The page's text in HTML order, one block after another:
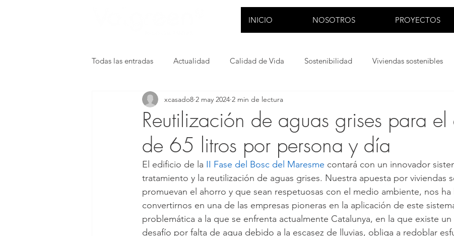
INICIO NOSOTROS PROYECTOS
Todas las entradas Actualidad Calidad de Vida Sostenibilidad Viviendas sostenibles
Movilidad eleéctrica Vehículos eléctricos
Ecoviviendas deporte
Reutilización de aguas grises para el
de 65 litros por persona y día
xcasado8 2 may 2024 2 min de lectura
El edificio de la II Fase del Bosc del Maresme contará con un innovador
tratamiento y la reutilización de aguas grises. Nuestra apuesta por viviendas
promuevan el ahorro y que sean respetuosas con el medio ambiente, nos ha
convertirnos en una de las empresas pioneras en la aplicación de este
problemática a la que se enfrenta actualmente Catalunya, en la que existe
desafío por falta de agua debido a la escasez de lluvias, obliga a redoblar